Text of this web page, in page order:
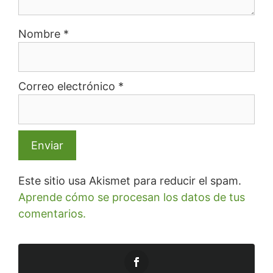
Nombre *
Correo electrónico *
Este sitio usa Akismet para reducir el spam.
Aprende cómo se procesan los datos de tus
comentarios.